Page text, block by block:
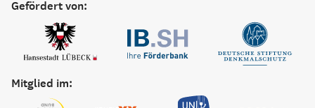
Gefördert von:
Mitglied im: